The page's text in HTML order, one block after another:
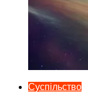
Суспільство